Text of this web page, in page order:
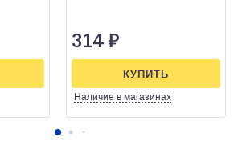
314 ₽
Наличие в магазинах
КУПИТЬ